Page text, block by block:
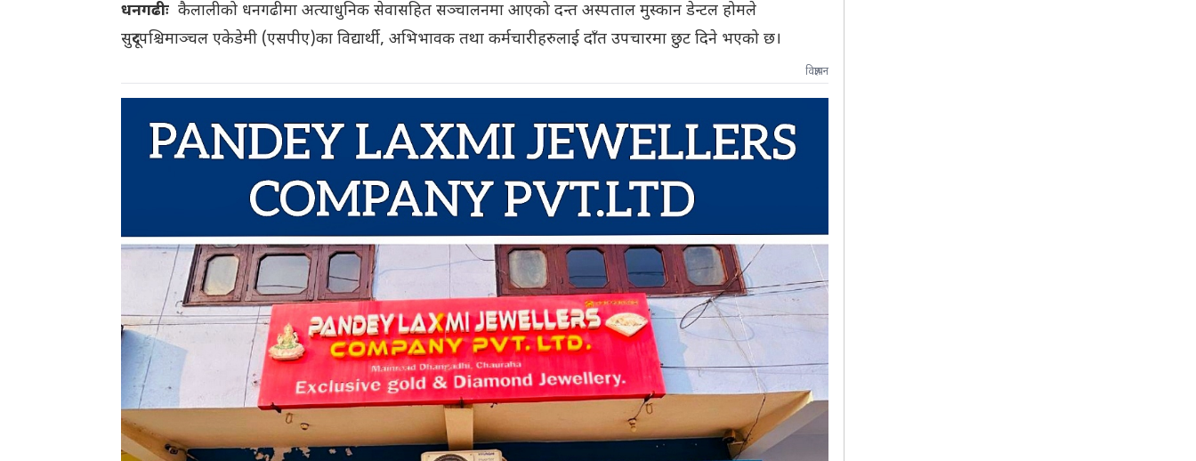
धनगढीः कैलालीको धनगढीमा अत्याधुनिक सेवासहित सञ्चालनमा आएको दन्त अस्पताल मुस्कान डेन्टल होमले
सुदूरपश्चिमाञ्चल एकेडेमी (एसपीए)का विद्यार्थी, अभिभावक तथा कर्मचारीहरुलाई दाँत उपचारमा छुट दिने भएको छ।
विज्ञापन